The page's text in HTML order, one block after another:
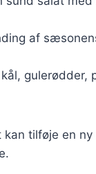
af
gulerødder,
tilføje en